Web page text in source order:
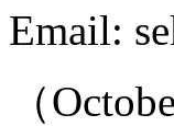
Email:
（